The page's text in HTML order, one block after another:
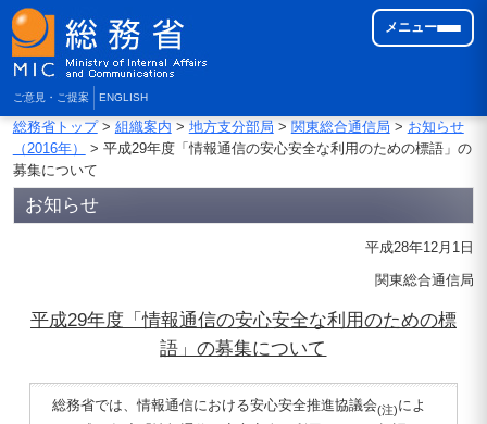
ご意見・ご提案 ENGLISH
メニュー
総務省トップ> 組織案内 > 地方支分部局 > 関東総合通信局 > お知らせ
（2016年）
> 平成29年度「情報通信の安心安全な利用のための標語」の
募集について
お知らせ
平成28年12月1日
関東総合通信局
平成29年度「情報通信の安心安全な利用のための標
語」の募集について
総務省では、情報通信における安心安全推進協議会(注)によ